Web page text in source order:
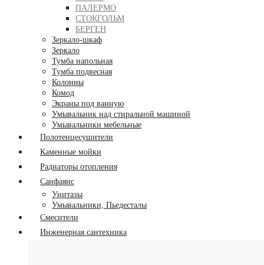
ПАЛЕРМО
СТОКГОЛЬМ
БЕРГЕН
Зеркало-шкаф
Зеркало
Тумба напольная
Тумба подвесная
Колонны
Комод
Экраны под ванную
Умывальник над стиральной машиной
Умывальники мебельные
Полотенцесушители
Каменные мойки
Радиаторы отопления
Санфаянс
Унитазы
Умывальники, Пьедесталы
Смесители
Инженерная сантехника